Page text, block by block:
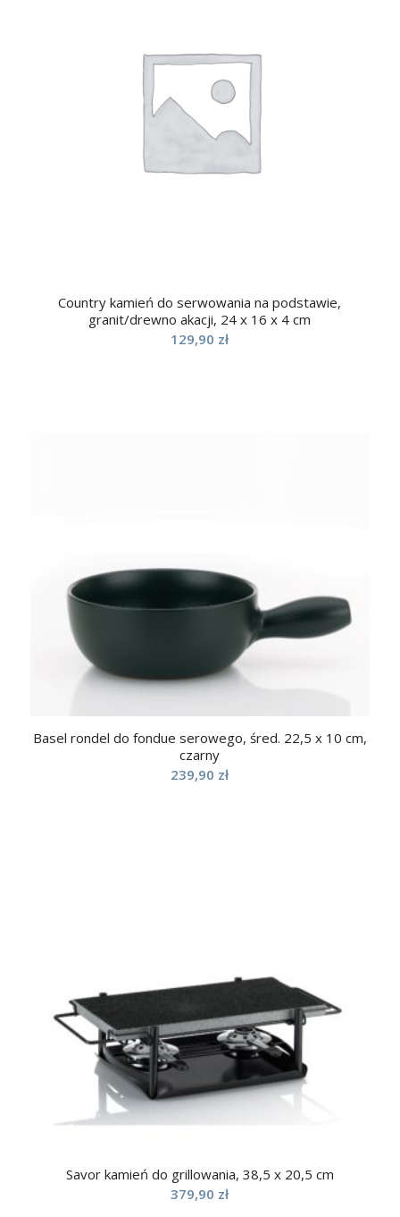
Country kamień do serwowania na podstawie,
granit/drewno akacji, 24 x 16 x 4 cm
129,90 zł
Basel rondel do fondue serowego, śred. 22,5 x 10 cm,
czarny
239,90 zł
Savor kamień do grillowania, 38,5 x 20,5 cm
379,90 zł